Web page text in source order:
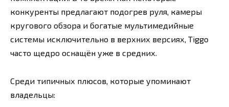
конкуренты предлагают подогрев руля, камеры
кругового обзора и богатые мультимедийные
системы исключительно в верхних версиях, Tiggo
часто щедро оснащён уже в средних.
Среди типичных плюсов, которые упоминают
владельцы: